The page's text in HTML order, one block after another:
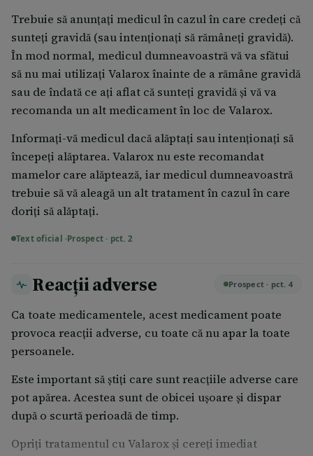
cu anumite medicamente pentru tratarea
insuficienţei cardiace, cunoscute sub denumirea
de antagonişti ai receptorilor de
mineralocorticoizi (ARM) (de exemplu,
spironolactonă, eplerenonă) sau beta-blocanţi (de
exemplu, metoprolol).
medicament numit acid fusidic (pentru infecție
bacteriană) pe cale orală sau în injecții. Asocierea
de acid fusidic și Valarox poate duce la probleme
severe la nivelul mușchilor (rabdomioliză).
dacă ați avut vreodată o erupție cutanată severă
afte la nivelul gurii după ce ați luat Valarox sau alte
dacă aveți sau ați avut miastenie (o boală care
produce slăbiciune musculară generală, inclusiv,
în unele cazuri, la nivelul mușchilor implicați în
respirație) sau miastenie oculară (o boală care
întrucât statinele pot uneori să agraveze boala sau
să ducă la apariția miasteniei (vezi pct. 4).
În cazul unui număr redus de persoane, statinele pot
afecta ficatul. Acest lucru se pune în evidenţă printr-
Trebuie să anunţaţi medicul în cazul în care credeţi că
sunteţi gravidă (sau intenţionaţi să rămâneţi gravidă).
În mod normal, medicul dumneavoastră vă va sfătui
să nu mai utilizaţi Valarox înainte de a rămâne gravidă
sau de îndată ce aţi aflat că sunteţi gravidă şi vă va
recomanda un alt medicament în loc de Valarox.
Informaţi-vă medicul dacă alăptaţi sau intenţionaţi să
începeţi alăptarea. Valarox nu este recomandat
mamelor care alăptează, iar medicul dumneavoastră
trebuie să vă aleagă un alt tratament în cazul în care
doriţi să alăptaţi.
Text oficial ·Prospect · pct. 2
Reacții adverse Prospect · pct. 4
Ca toate medicamentele, acest medicament poate
provoca reacţii adverse, cu toate că nu apar la toate
persoanele.
Este important să ştiţi care sunt reacţiile adverse care
pot apărea. Acestea sunt de obicei uşoare şi dispar
după o scurtă perioadă de timp.
Opriţi tratamentul cu Valarox şi cereţi imediat